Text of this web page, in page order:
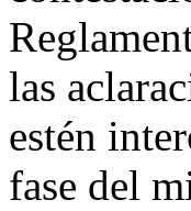
las
estén
fase del